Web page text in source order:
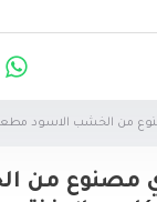
من الخشب الاسود مطعم
مصنوع من